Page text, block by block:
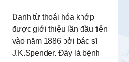
Danh từ thoái hóa khớp
được giới thiệu lần đầu tiên
vào năm 1886 bởi bác sĩ
J.K.Spender. Đây là bệnh